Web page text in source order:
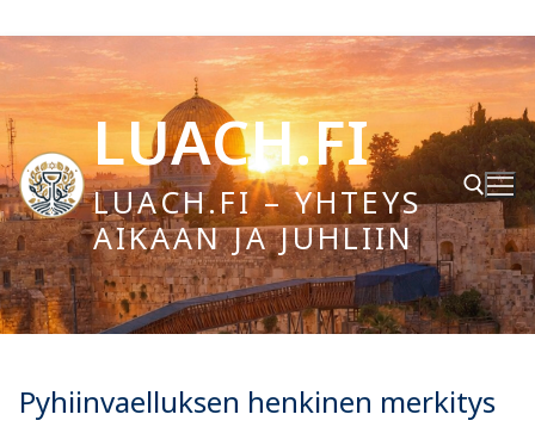
Hyppää
sisältöön
LUACH.FI
LUACH.FI – YHTEYS
AIKAAN JA JUHLIIN
Hae:
Pyhiinvaelluksen henkinen merkitys